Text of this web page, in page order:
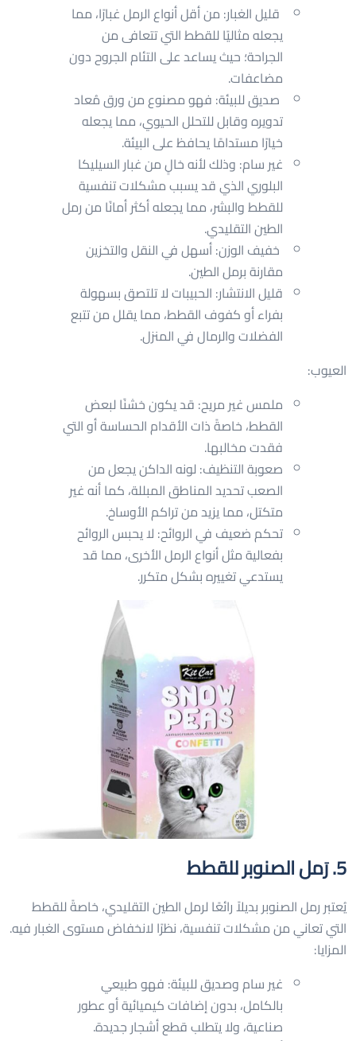
قليل الغبار: من أقل أنواع الرمل غبارًا، مما
يجعله مثاليًا للقطط التي تتعافى من
الجراحة؛ حيث يساعد على التئام الجروح دون
مضاعفات.
صديق للبيئة: فهو مصنوع من ورق مُعاد
تدويره وقابل للتحلل الحيوي، مما يجعله
خيارًا مستدامًا يحافظ على البيئة.
غير سام: وذلك لأنه خالٍ من غبار السيليكا
البلوري الذي قد يسبب مشكلات تنفسية
للقطط والبشر، مما يجعله أكثر أمانًا من رمل
الطين التقليدي.
خفيف الوزن: أسهل في النقل والتخزين
مقارنة برمل الطين.
قليل الانتشار: الحبيبات لا تلتصق بسهولة
بفراء أو كفوف القطط، مما يقلل من تتبع
الفضلات والرمال في المنزل.
العيوب:
ملمس غير مريح: قد يكون خشنًا لبعض
القطط، خاصةً ذات الأقدام الحساسة أو التي
فقدت مخالبها.
صعوبة التنظيف: لونه الداكن يجعل من
الصعب تحديد المناطق المبللة، كما أنه غير
متكتل، مما يزيد من تراكم الأوساخ.
تحكم ضعيف في الروائح: لا يحبس الروائح
بفعالية مثل أنواع الرمل الأخرى، مما قد
يستدعي تغييره بشكل متكرر.
5. رَمل الصنوبر للقطط
يُعتبر رمل الصنوبر بديلاً رائعًا لرمل الطين التقليدي، خاصةً للقطط
التي تعاني من مشكلات تنفسية، نظرًا لانخفاض مستوى الغبار فيه.
المزايا:
غير سام وصديق للبيئة: فهو طبيعي
بالكامل، بدون إضافات كيميائية أو عطور
صناعية، ولا يتطلب قطع أشجار جديدة.